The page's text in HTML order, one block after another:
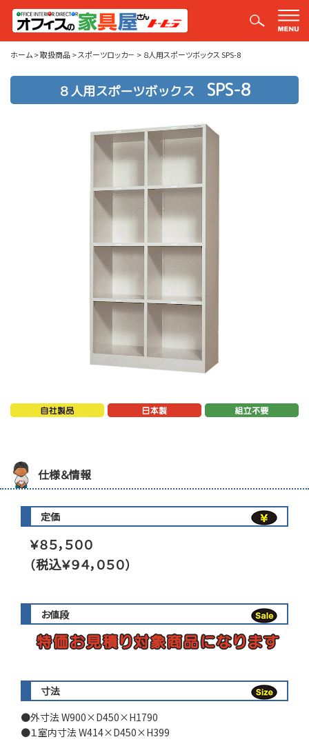
取扱商品
ホーム>取扱商品>スポーツロッカ－ > ８人用スポーツボックス SPS-8
８人用スポーツボックス SPS-8
仕様＆情報
定価
￥８５，５００
（税込￥９４，０５０）
お値段
寸法
外寸法 W900×D450×H1790
１室内寸法 W414×D450×H399